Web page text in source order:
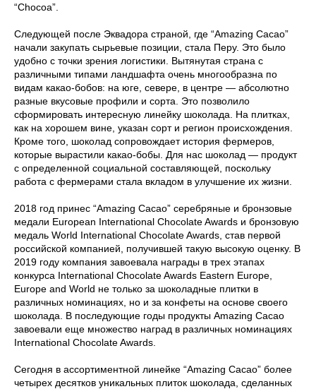
“Chocoa”.
Следующей после Эквадора страной, где “Amazing Cacao”
начали закупать сырьевые позиции, стала Перу. Это было
удобно с точки зрения логистики. Вытянутая страна с
различными типами ландшафта очень многообразна по
видам какао-бобов: на юге, севере, в центре — абсолютно
разные вкусовые профили и сорта. Это позволило
сформировать интересную линейку шоколада. На плитках,
как на хорошем вине, указан сорт и регион происхождения.
Кроме того, шоколад сопровождает история фермеров,
которые вырастили какао-бобы. Для нас шоколад — продукт
с определенной социальной составляющей, поскольку
работа с фермерами стала вкладом в улучшение их жизни.
2018 год принес “Amazing Cacao” серебряные и бронзовые
медали European International Chocolate Awards и бронзовую
медаль World International Chocolate Awards, став первой
российской компанией, получившей такую высокую оценку. В
2019 году компания завоевала награды в трех этапах
конкурса International Chocolate Awards Eastern Europe,
Europe and World не только за шоколадные плитки в
различных номинациях, но и за конфеты на основе своего
шоколада. В последующие годы продукты Amazing Cacao
завоевали еще множество наград в различных номинациях
International Chocolate Awards.
Сегодня в ассортиментной линейке “Amazing Cacao” более
четырех десятков уникальных плиток шоколада, сделанных